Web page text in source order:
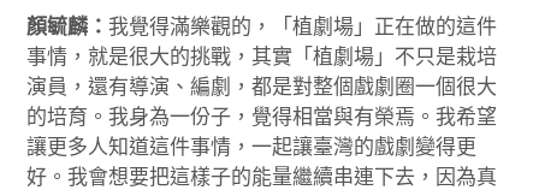
顏毓麟：我覺得滿樂觀的，「植劇場」正在做的這件
事情，就是很大的挑戰，其實「植劇場」不只是栽培
演員，還有導演、編劇，都是對整個戲劇圈一個很大
的培育。我身為一份子，覺得相當與有榮焉。我希望
讓更多人知道這件事情，一起讓臺灣的戲劇變得更
好。我會想要把這樣子的能量繼續串連下去，因為真